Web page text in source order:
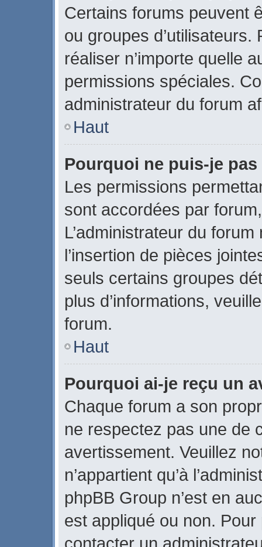
Certains forums peuvent
ou groupes
réaliser n’importe quelle
permissions spéciales.
administrateur du forum
Haut
Pourquoi ne puis-je
Les permissions
sont accordées par
L’administrateur du
l’insertion de pièces
seuls certains groupes
plus d’informations,
forum.
Haut
Pourquoi ai-je reçu un
Chaque forum a son
ne respectez pas une de
avertissement. Veuillez
n’appartient qu’à
phpBB Group n’est en
est appliqué ou non. Pour